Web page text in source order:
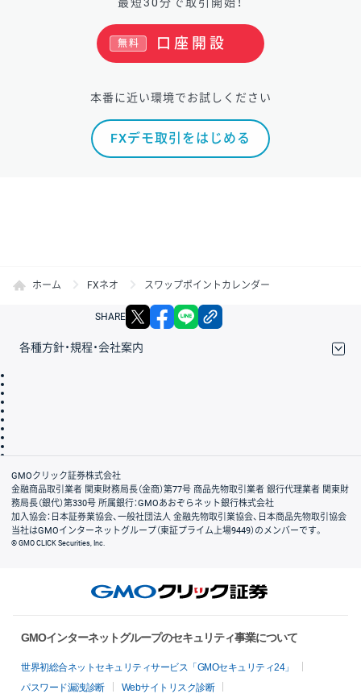
最短30分で取引開始！
口座開設
無料
本番に近い環境でお試しください
FXデモ取引をはじめる
ホーム FXネオ スワップポイントカレンダー
SHARE X facebook
各種方針・規程・会社案内
会社案内
GMOクリック証券株式会社
金融商品取引業者 関東財務局長（金商）第77号 商品先物取引業者 銀行代理業者 関東財
務局長（銀代）第330号 所属銀行：GMOあおぞらネット銀行株式会社
加入協会：日本証券業協会、一般社団法人 金融先物取引業協会、日本商品先物取引協会
当社はGMOインターネットグループ（東証プライム上場9449）のメンバーです。
© GMO CLICK Securities, Inc.
GMOインターネットグループのセキュリティ事業について
世界初総合ネットセキュリティサービス「GMOセキュリティ24」
パスワード漏洩診断
Webサイトリスク診断